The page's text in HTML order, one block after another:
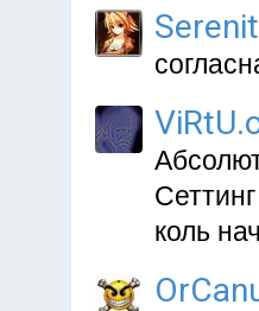
коль